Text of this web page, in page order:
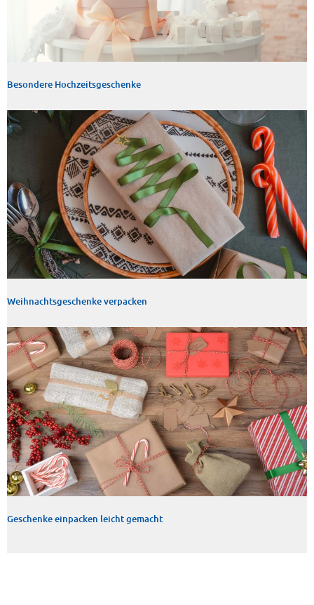
Besondere Hochzeitsgeschenke
Weihnachtsgeschenke verpacken
Geschenke einpacken leicht gemacht